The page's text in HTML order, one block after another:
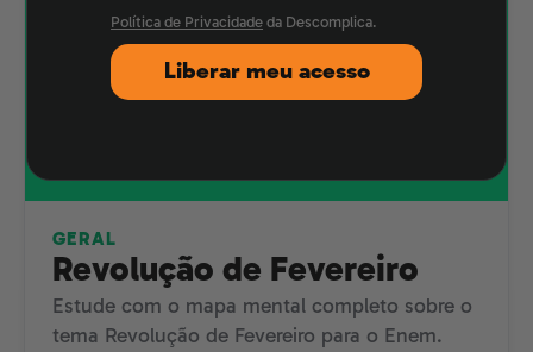
GERAL
Revolução de Fevereiro
Estude com o mapa mental completo sobre o
tema Revolução de Fevereiro para o Enem.
Política de Privacidade da Descomplica.
Liberar meu acesso